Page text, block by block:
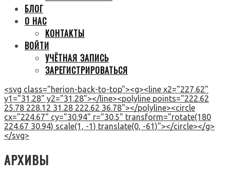
БЛОГ
О НАС
КОНТАКТЫ
ВОЙТИ
УЧЁТНАЯ ЗАПИСЬ
ЗАРЕГИСТРИРОВАТЬСЯ
<svg class="herion-back-to-top"><g><line x2="227.62"
y1="31.28" y2="31.28"></line><polyline points="222.62
25.78 228.12 31.28 222.62 36.78"></polyline><circle
cx="224.67" cy="30.94" r="30.5" transform="rotate(180
224.67 30.94) scale(1, -1) translate(0, -61)"></circle></g>
</svg>
АРХИВЫ